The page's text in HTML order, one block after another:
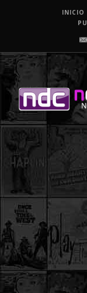
INICIO